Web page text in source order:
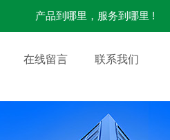
产品到哪里，服务到哪里 !
在线留言 联系我们